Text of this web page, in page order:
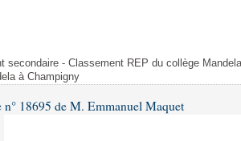
secondaire - Classement REP du collège
à Champigny
n° 18695 de M. Emmanuel Maquet